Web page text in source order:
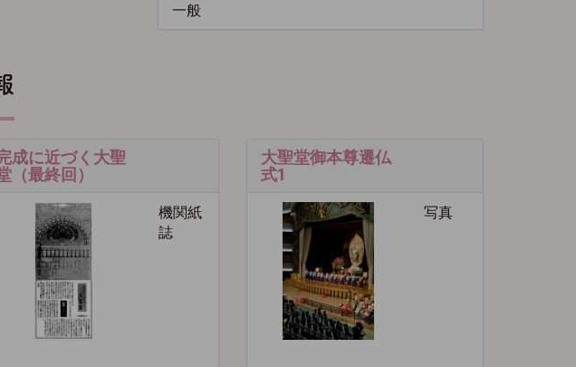
一般
成に近づく大聖
（最終回）
機関紙
誌
大聖堂御本尊遷仏
式1
写真